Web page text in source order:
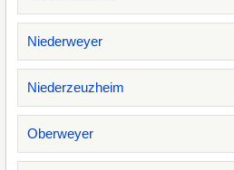
Niederweyer
Niederzeuzheim
Oberweyer